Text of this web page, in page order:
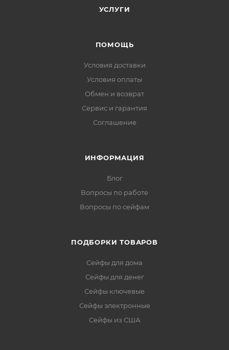
УСЛУГИ
ПОМОЩЬ
Условия доставки
Условия оплаты
Обмен и возврат
Сервис и гарантия
Соглашение
ИНФОРМАЦИЯ
Блог
Вопросы по работе
Вопросы по сейфам
ПОДБОРКИ ТОВАРОВ
Сейфы для дома
Сейфы для денег
Сейфы ключевые
Сейфы электронные
Сейфы из США